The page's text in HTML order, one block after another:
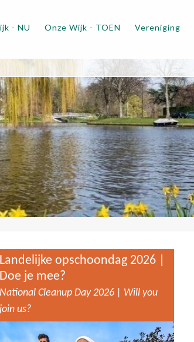
- NU Onze Wijk - TOEN Vereniging
Landelijke opschoondag 2026 |
Doe je mee?
National Cleanup Day 2026 | Will you
join us?